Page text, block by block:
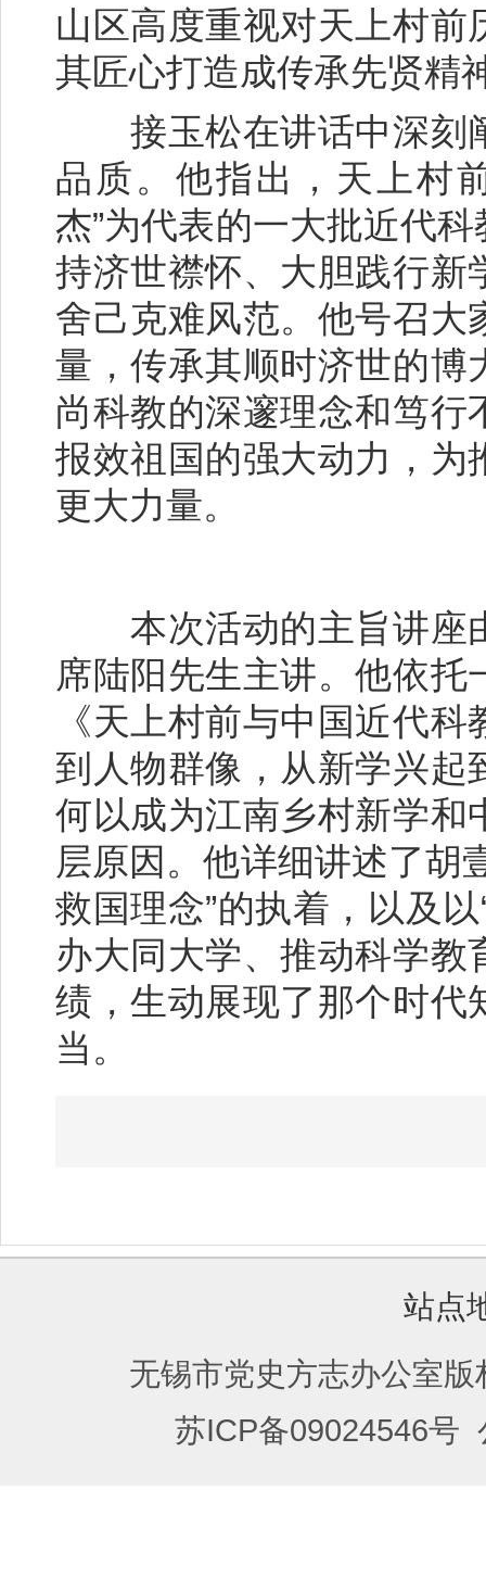
山区高度重视对天上村
其匠心打造成传承先贤精
接玉松在讲话中深刻
品质。他指出，天上村
杰”为代表的一大批近代
持济世襟怀、大胆践行新
舍己克难风范。他号召大
量，传承其顺时济世的博
尚科教的深邃理念和笃
报效祖国的强大动力，为
更大力量。
本次活动的主旨讲座
席陆阳先生主讲。他依
《天上村前与中国近代
到人物群像，从新学兴起
何以成为江南乡村新学和
层原因。他详细讲述了胡
救国理念”的执着，以及
办大同大学、推动科学
绩，生动展现了那个时代
当。
站点
无锡市党史方志办公室
苏ICP备09024546号